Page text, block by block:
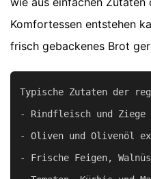
Komfortessen entstehen
frisch gebackenes Brot
Typische Zutaten der
- Rindfleisch und
- Oliven und Olivenöl
- Frische Feigen,